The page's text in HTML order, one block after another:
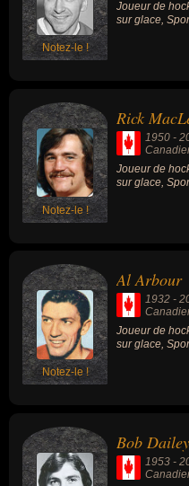
Notez-le !
Joueur de
sur glace,
Notez-le !
Rick
1950 -
Joueur de
sur glace,
Notez-le !
Al Arbour
1932 -
Joueur de
sur glace,
Bob Dailey
1953 -